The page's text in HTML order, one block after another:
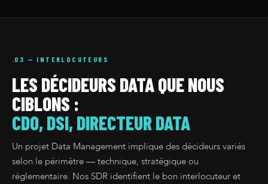
.03 — INTERLOCUTEURS
LES DÉCIDEURS DATA QUE NOUS
CIBLONS :
CDO, DSI, DIRECTEUR DATA
Un projet Data Management implique des décideurs variés
selon le périmètre — technique, stratégique ou
réglementaire. Nos SDR identifient le bon interlocuteur et
Notre Agence